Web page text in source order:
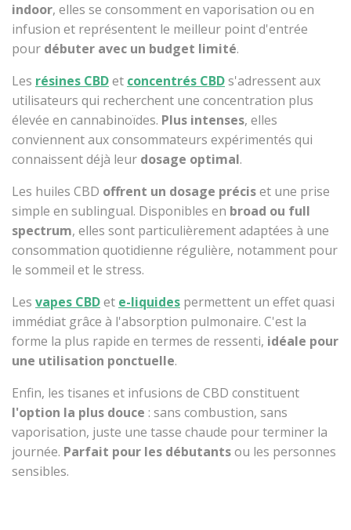
indoor, elles se consomment en vaporisation ou en
infusion et représentent le meilleur point d'entrée
pour débuter avec un budget limité.
Les résines CBDet concentrés CBDs'adressent aux
utilisateurs qui recherchent une concentration plus
élevée en cannabinoïdes. Plus intenses, elles
conviennent aux consommateurs expérimentés qui
connaissent déjà leur dosage optimal.
Les huiles CBD offrent un dosage préciset une prise
simple en sublingual. Disponibles en broad ou full
spectrum, elles sont particulièrement adaptées à une
consommation quotidienne régulière, notamment pour
le sommeil et le stress.
Les vapes CBDet e-liquides permettent un effet quasi
immédiat grâce à l'absorption pulmonaire. C'est la
forme la plus rapide en termes de ressenti, idéale pour
une utilisation ponctuelle.
Enfin, les tisanes et infusions de CBD constituent
l'option la plus douce : sans combustion, sans
vaporisation, juste une tasse chaude pour terminer la
journée. Parfait pour les débutantsou les personnes
sensibles.